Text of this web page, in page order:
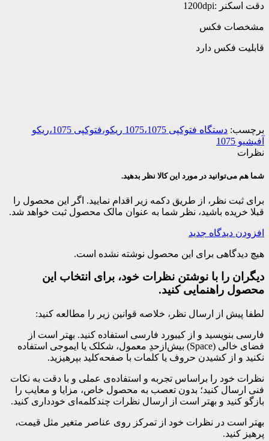
دقت اسکنر :1200dpi
مشخصات فکس
قابلیت فکس دارد
برچسب:
دستگاه فتوکپی 1075،1075 ریکو،فتوکپی 1075،ریکو
آفیشیو 1075
نظرات
شما هم می‌توانید در مورد این کالا نظر بدهید.
برای ثبت نظر، از طریق دکمه زیر اقدام نمایید. اگر این محصول را
قبلا خریده باشید، نظر شما به عنوان مالک محصول ثبت خواهد شد.
افزودن دیدگاه جدید
هیچ دیدگاهی برای این محصول نوشته نشده است.
دیگران را با نوشتن نظرات خود، برای انتخاب این
محصول راهنمایی کنید.
لطفا پیش از ارسال نظر، خلاصه قوانین زیر را مطالعه کنید:
فارسی بنویسید و از کیبورد فارسی استفاده کنید. بهتر است از
فضای خالی (Space) بیش‌از‌حدِ معمول، شکلک یا ایموجی استفاده
نکنید و از کشیدن حروف یا کلمات با صفحه‌کلید بپرهیزید.
نظرات خود را براساس تجربه و استفاده‌ی عملی و با دقت به نکات
فنی ارسال کنید؛ بدون تعصب به محصول خاص، مزایا و معایب را
بازگو کنید و بهتر است از ارسال نظرات چندکلمه‌‌ای خودداری کنید.
بهتر است در نظرات خود از تمرکز روی عناصر متغیر مثل قیمت،
پرهیز کنید.